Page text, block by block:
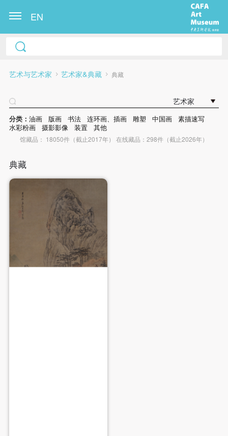
EN
艺术与艺术家 艺术家&典藏 典藏
艺术家
分类： 油画 版画 书法 连环画、插画 雕塑 中国画
素描速写
水彩粉画
摄影影像 装置 其他
馆藏品： 18050件（截止2017年） 在线藏品：298件（截止2026年）
典藏